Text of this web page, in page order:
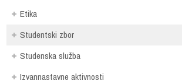
Etika
Studentski zbor
Studenska služba
Izvannastavne aktivnosti